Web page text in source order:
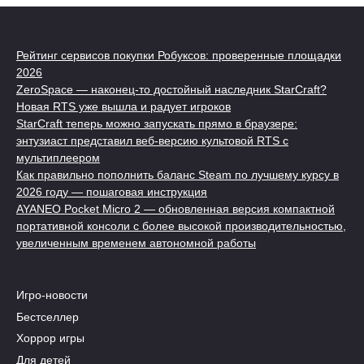
Рейтинг сервисов покупки Робуксов: проверенные площадки
2026
ZeroSpace — наконец-то достойный наследник StarCraft?
Новая RTS уже вышла и радует игроков
StarCraft теперь можно запускать прямо в браузере:
энтузиаст представил веб-версию культовой RTS с
мультиплеером
Как правильно пополнить баланс Steam по лучшему курсу в
2026 году — пошаговая инструкция
AYANEO Pocket Micro 2 — обновленная версия компактной
портативной консоли с более высокой производительностью,
увеличенным временем автономной работы
Игро-новости
Бестселлер
Хоррор игры
Для детей